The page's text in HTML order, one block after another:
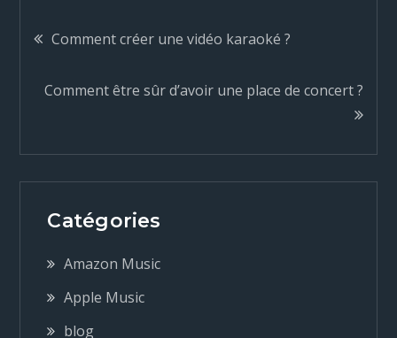
N
a
i
g
a
t
Comment créer une vidéo karaoké ?
Comment être sûr d’avoir une place de concert ?
Catégories
Amazon Music
Apple Music
blog